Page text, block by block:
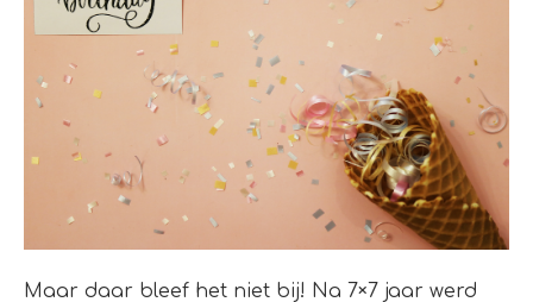
Maar daar bleef het niet bij! Na 7×7 jaar werd